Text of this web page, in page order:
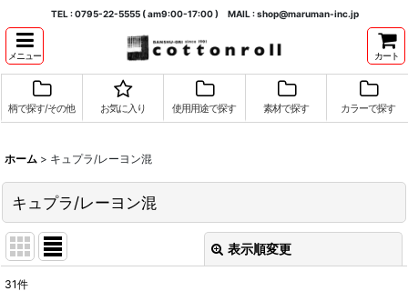
TEL : 0795-22-5555 ( am9:00-17:00 ) MAIL : shop@maruman-inc.jp
メニュー カート
柄で探す/その他 お気に入り 使用用途で探す 素材で探す カラーで探す
ホーム > キュプラ/レーヨン混
キュプラ/レーヨン混
表示順変更
31件